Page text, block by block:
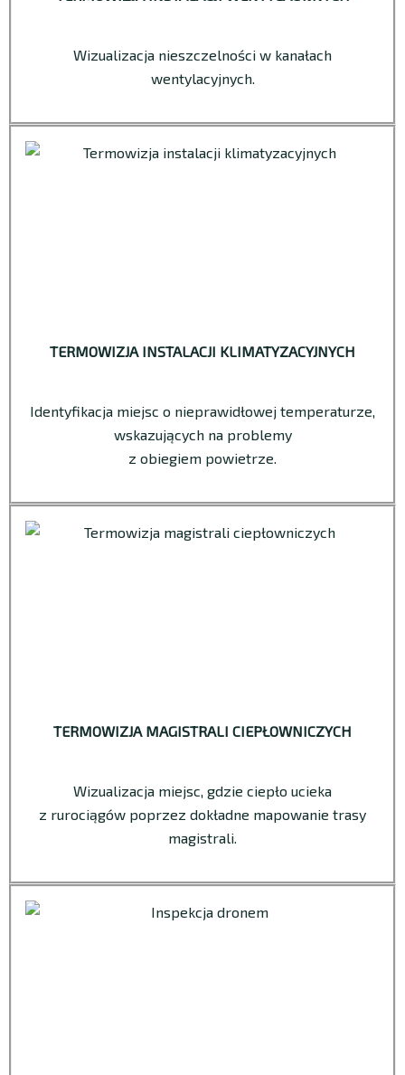
Wizualizacja nieszczelności w kanałach
wentylacyjnych.
TERMOWIZJA INSTALACJI KLIMATYZACYJNYCH
Identyfikacja miejsc o nieprawidłowej temperaturze,
wskazujących na problemy
z obiegiem powietrze.
TERMOWIZJA MAGISTRALI CIEPŁOWNICZYCH
Wizualizacja miejsc, gdzie ciepło ucieka
z rurociągów poprzez dokładne mapowanie trasy
magistrali.